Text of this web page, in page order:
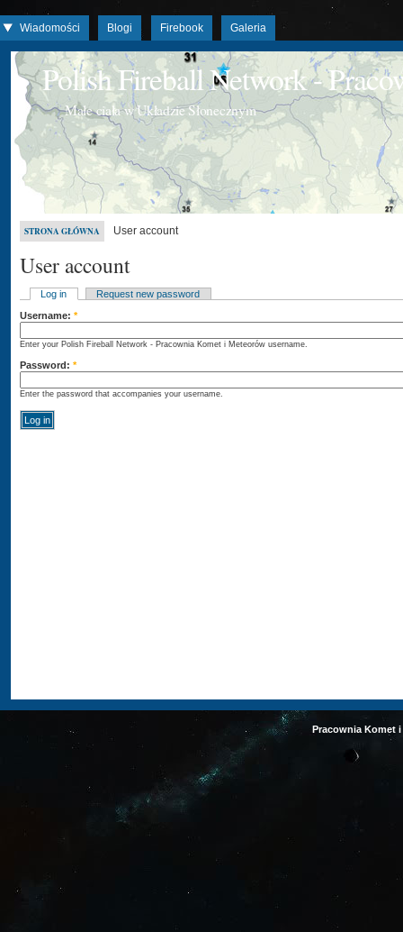
Wiadomości Blogi Firebook Galeria
Polish Fireball Network -
Małe ciała w Układzie Słonecznym
STRONA GŁÓWNA User account
User account
Log in
Request new password
Username: *
Enter your Polish Fireball Network - Pracownia Komet i Meteorów username.
Password: *
Enter the password that accompanies your username.
Pracownia Komet